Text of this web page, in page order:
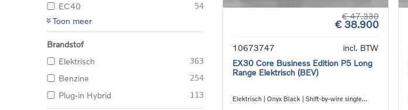
EC40 54
Toon meer
Brandstof
Elektrisch
363
Benzine 254
Plug-in Hybrid 113
€ 47.330
€ 38.900
10673747
incl. BTW
EX30 Core Business Edition P5 Long
Range Elektrisch (BEV)
Elektrisch | Onyx Black | Shift-by-wire single